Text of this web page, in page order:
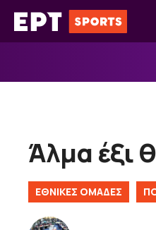
Μετάβαση
σε
Άλμα έξι
ΕΘΝΙΚΈΣ ΟΜΆΔΕΣ